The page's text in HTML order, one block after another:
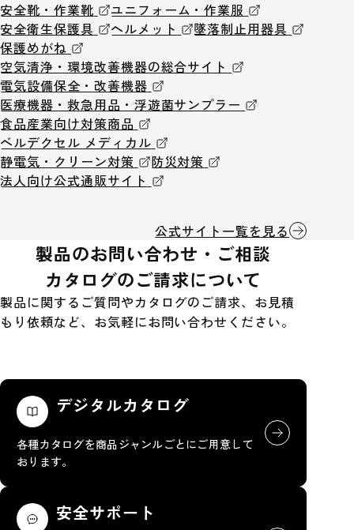
安全靴・作業靴
ユニフォーム・作業服
安全衛生保護具
ヘルメット
墜落制止用器具
保護めがね
空気清浄・環境改善機器の総合サイト
電気設備保全・改善機器
医療機器・救急用品・浮遊菌サンプラー
食品産業向け対策商品
ベルデクセル メディカル
静電気・クリーン対策
防災対策
法人向け公式通販サイト
公式サイト一覧を見る
製品のお問い合わせ・ご相談
カタログのご請求について
製品に関するご質問やカタログのご請求、お見積
もり依頼など、お気軽にお問い合わせください。
デジタルカタログ
各種カタログを商品ジャンルごとにご用意して
おります。
安全サポート